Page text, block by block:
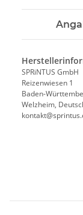
SPRiNTUS GmbH
Reizenwiesen 1
Baden-
Welzheim,